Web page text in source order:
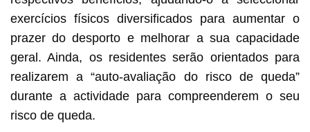
exercícios físicos diversificados para aumentar o
prazer do desporto e melhorar a sua capacidade
geral. Ainda, os residentes serão orientados para
realizarem a “auto-avaliação do risco de queda”
durante a actividade para compreenderem o seu
risco de queda.